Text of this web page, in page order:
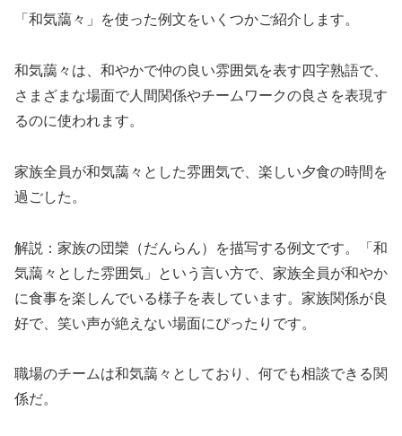
「和気藹々」を使った例文をいくつかご紹介します。
和気藹々は、和やかで仲の良い雰囲気を表す四字熟語で、
さまざまな場面で人間関係やチームワークの良さを表現す
るのに使われます。
家族全員が和気藹々とした雰囲気で、楽しい夕食の時間を
過ごした。
解説：家族の団欒（だんらん）を描写する例文です。「和
気藹々とした雰囲気」という言い方で、家族全員が和やか
に食事を楽しんでいる様子を表しています。家族関係が良
好で、笑い声が絶えない場面にぴったりです。
職場のチームは和気藹々としており、何でも相談できる関
係だ。